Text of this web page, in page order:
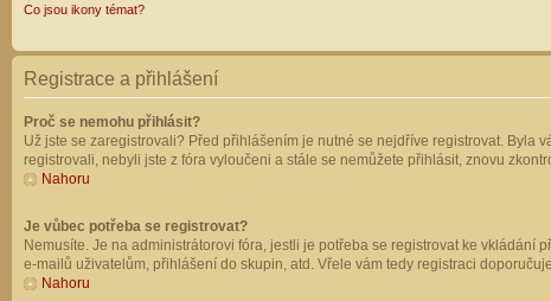
Co jsou ikony témat?
Registrace a přihlášení
Proč se nemohu přihlásit?
Už jste se zaregistrovali? Před přihlášením je nutné se nejdříve registrovat. Byla
registrovali, nebyli jste z fóra vyloučeni a stále se nemůžete přihlásit, znovu
Nahoru
Je vůbec potřeba se registrovat?
Nemusíte. Je na administrátorovi fóra, jestli je potřeba se registrovat ke vkládání
e-mailů uživatelům, přihlášení do skupin, atd. Vřele vám tedy registraci
Nahoru